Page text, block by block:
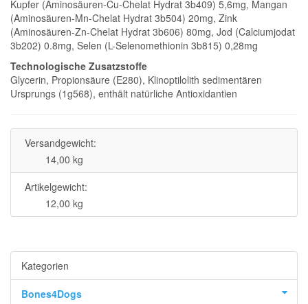
Kupfer (Aminosäuren-Cu-Chelat Hydrat 3b409) 5,6mg, Mangan
(Aminosäuren-Mn-Chelat Hydrat 3b504) 20mg, Zink
(Aminosäuren-Zn-Chelat Hydrat 3b606) 80mg, Jod (Calciumjodat
3b202) 0.8mg, Selen (L-Selenomethionin 3b815) 0,28mg
Technologische Zusatzstoffe
Glycerin, Propionsäure (E280), Klinoptilolith sedimentären
Ursprungs (1g568), enthält natürliche Antioxidantien
Versandgewicht:
14,00 kg
Artikelgewicht:
12,00 kg
Kategorien
Bones4Dogs